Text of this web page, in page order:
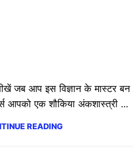
जब आप इस विज्ञान के मास्टर बन
आपको एक शौकिया अंकशास्त्री ...
READING